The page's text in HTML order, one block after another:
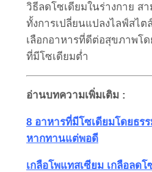
วิธีลดโซเดียมในร่างกาย ส
ทั้งการเปลี่ยนแปลงไลฟ์สไต
เลือกอาหารที่ดีต่อสุขภาพโ
ที่มีโซเดียมต่ำ
อ่านบทความเพิ่มเติม :
8 อาหารที่มีโซเดียมโดยธ
หากทานแต่พอดี
เกลือโพแทสเซียม เกลือลด